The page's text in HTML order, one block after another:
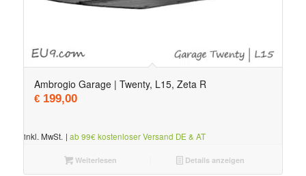
Ambrogio Garage | Twenty, L15, Zeta R
€199,00
inkl. MwSt. | ab 99€ kostenloser Versand DE & AT
Weiterlesen Details anzeigen